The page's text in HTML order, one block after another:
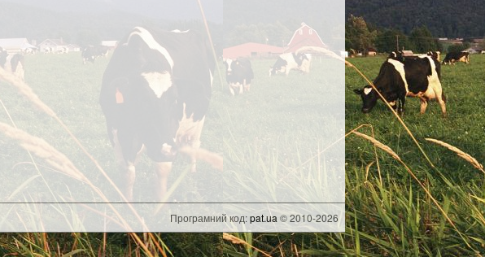
Програмний код:pat.ua © 2010-2026